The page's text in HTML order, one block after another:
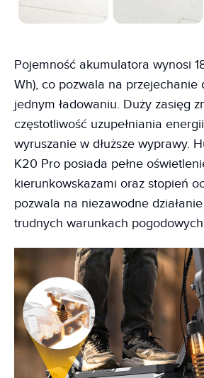
Pojemność akumulatora wynosi
Wh), co pozwala na przejechanie
jednym ładowaniu. Duży zasięg
częstotliwość uzupełniania
wyruszanie w dłuższe wyprawy.
K20 Pro posiada pełne
kierunkowskazami oraz stopień
pozwala na niezawodne
trudnych warunkach